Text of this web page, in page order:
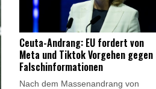
Funke-Zeitungen vom Samstag.
Mehrere CDU-Ministerpräsidenten
aus Ostdeutschland hatten
gefordert, am abschlagsfreien
Renteneintritt nach 45
Beitragsjahren festhalten.
Ceuta-Andrang: EU fordert von
Meta und Tiktok Vorgehen gegen
Falschinformationen
Nach dem Massenandrang von